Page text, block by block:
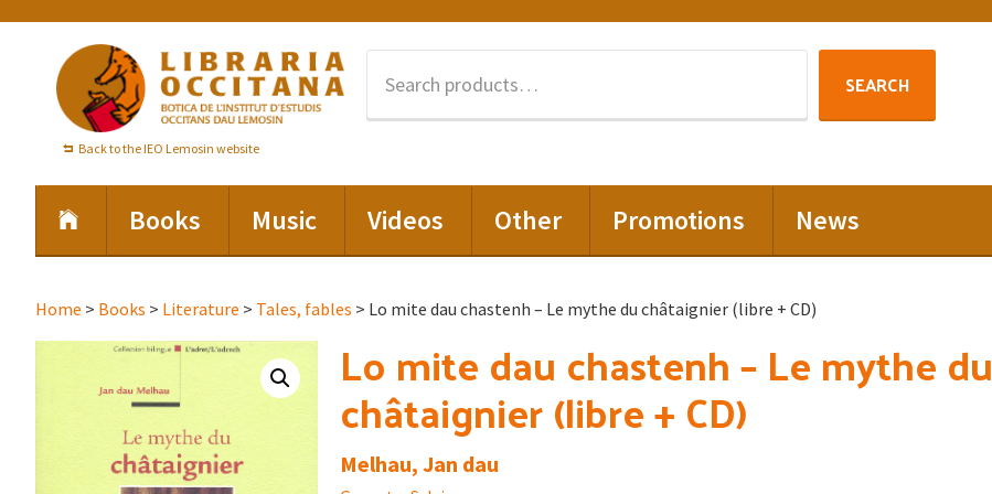
primary
navigation
content
Back to the IEO Lemosin website
SEARCH
Books Music Videos Other Promotions News
Home > Books > Literature > Tales, fables > Lo mite dau chastenh – Le mythe du châtaignier (libre + CD)
Lo mite dau chastenh – Le mythe du
châtaignier (libre + CD)
Melhau, Jan dau